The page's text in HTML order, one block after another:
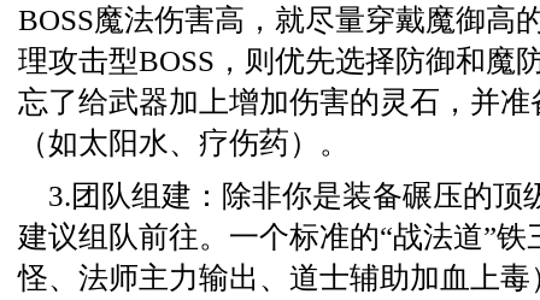
BOSS魔法伤害高，就尽量穿戴魔御高
理攻击型BOSS，则优先选择防御和魔
忘了给武器加上增加伤害的灵石，并
（如太阳水、疗伤药）。
3.团队组建：除非你是装备碾压的顶
建议组队前往。一个标准的“战法道”
怪、法师主力输出、道士辅助加血上